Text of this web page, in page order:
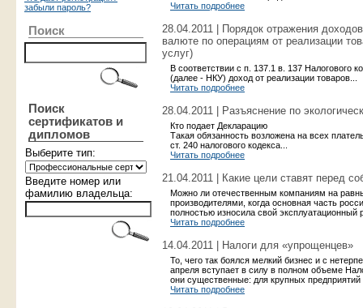
забыли пароль?
Поиск
Поиск
сертификатов и
дипломов
Выберите тип:
Введите номер или
фамилию владельца:
Читать подробнее
28.04.2011 | Порядок отражения
валюте по операциям от реализации
услуг)
В соответствии с п. 137.1 в. 137 Налогового
(далее - НКУ) доход от реализации товаров...
Читать подробнее
28.04.2011 | Разъяснение по
Кто подает Декларацию
Такая обязанность возложена на всех
ст. 240 налогового кодекса...
Читать подробнее
21.04.2011 | Какие цели ставят перед
Можно ли отечественным компаниям на
производителями, когда основная часть
полностью износила свой эксплуатационный
Читать подробнее
14.04.2011 | Налоги для «упрощенцев»
То, чего так боялся мелкий бизнес и с
апреля вступает в силу в полном объеме
они существенные: для крупных
Читать подробнее